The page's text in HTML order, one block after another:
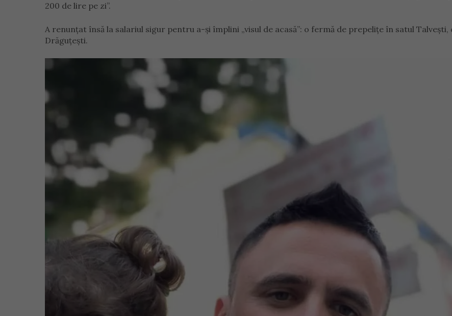
200 de lire pe zi”.
A renunțat însă la salariul sigur pentru a-și împlini „visul de acasă”: o fermă de prepelițe în satul Talvești,
Drăguțești.